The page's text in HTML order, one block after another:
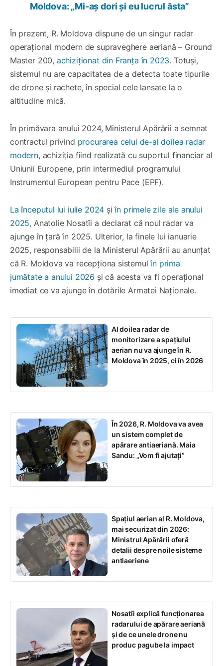
Moldova: „Mi-aș dori și eu lucrul ăsta”
În prezent, R. Moldova dispune de un singur radar
operațional modern de supraveghere aeriană – Ground
Master 200, achiziționat din Franța în 2023. Totuși,
sistemul nu are capacitatea de a detecta toate tipurile
de drone și rachete, în special cele lansate la o
altitudine mică.
În primăvara anului 2024, Ministerul Apărării a semnat
contractul privind procurarea celui de-al doilea radar
modern, achiziția fiind realizată cu suportul financiar al
Uniunii Europene, prin intermediul programului
Instrumentul European pentru Pace (EPF).
La începutul lui iulie 2024 șiîn primele zile ale anului
2025, Anatolie Nosatîi a declarat că noul radar va
ajunge în țară în 2025. Ulterior, la finele lui ianuarie
2025, responsabilii de la Ministerul Apărării au anunțat
că R. Moldova va recepționa sistemulîn prima
jumătate a anului 2026 și că acesta va fi operațional
imediat ce va ajunge în dotările Armatei Naționale.
Al doilea radar de
monitorizare a spațiului
aerian nu va ajunge în R.
Moldova în 2025, ci în 2026
În 2026, R. Moldova va avea
un sistem complet de
apărare antiaeriană. Maia
Sandu: „Vom fi ajutați”
Spațiul aerian al R. Moldova,
mai securizat din 2026:
Ministrul Apărării oferă
detalii despre noile sisteme
antiaeriene
Nosatîi explică funcționarea
radarului de apărare aeriană
și de ce unele drone nu
produc pagube la impact